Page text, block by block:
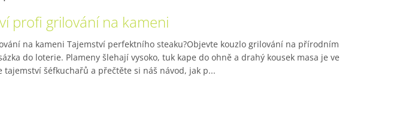
profi grilování na kameni
na kameni Tajemství perfektního steaku?Objevte kouzlo grilování na přírodním
do loterie. Plameny šlehají vysoko, tuk kape do ohně a drahý kousek masa je ve
tajemství šéfkuchařů a přečtěte si náš návod, jak p...